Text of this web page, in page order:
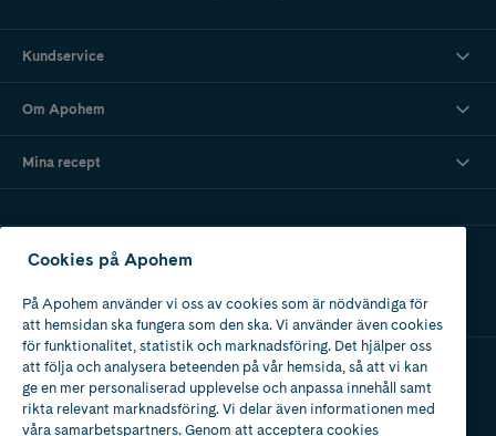
Kundservice
Om Apohem
Mina recept
Ladda ner vår app
Apotek med tillstånd
av Läkemedelsverket
Cookies på Apohem
På Apohem använder vi oss av cookies som är nödvändiga för
att hemsidan ska fungera som den ska. Vi använder även cookies
för funktionalitet, statistik och marknadsföring. Det hjälper oss
att följa och analysera beteenden på vår hemsida, så att vi kan
ge en mer personaliserad upplevelse och anpassa innehåll samt
rikta relevant marknadsföring. Vi delar även informationen med
våra samarbetspartners. Genom att acceptera cookies